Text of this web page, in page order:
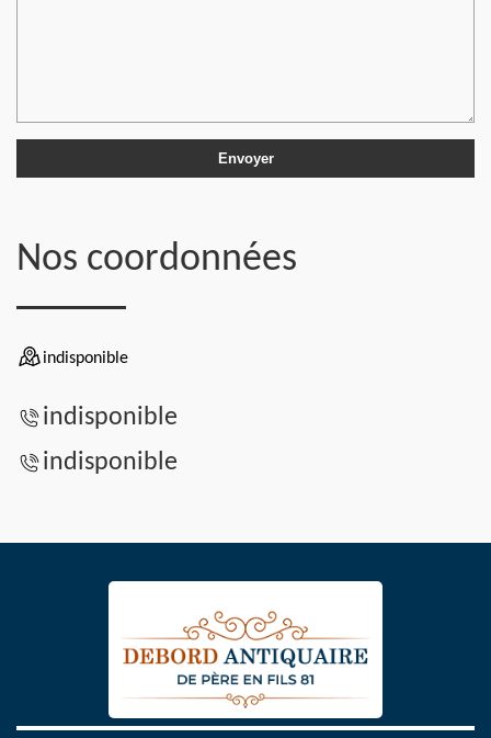
Nos coordonnées
indisponible
indisponible
indisponible